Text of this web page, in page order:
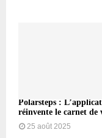
Polarsteps :
réinvente le carnet de
25 août 2025